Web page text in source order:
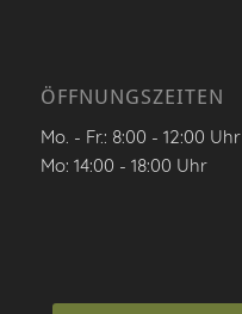
ÖFFNUNGSZEITEN
Mo. - Fr.: 8:00 - 12:00 Uhr
Mo: 14:00 - 18:00 Uhr